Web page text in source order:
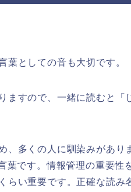
葉としての音も大切です。
ますので、一緒に読むと「
、多くの人に馴染みがあり
葉です。情報管理の重要性
らい重要です。正確な読み